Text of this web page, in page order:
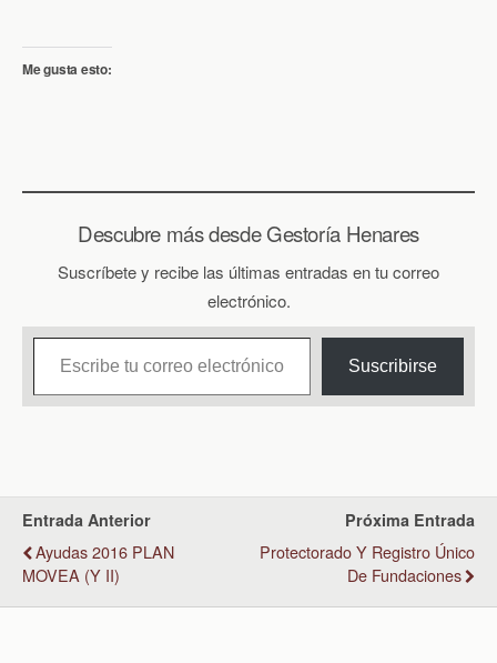
Me gusta esto:
Descubre más desde Gestoría Henares
Suscríbete y recibe las últimas entradas en tu correo
electrónico.
Escribe tu correo electrónico…
Suscribirse
Entrada Anterior
Ayudas 2016 PLAN
MOVEA (y II)
Próxima Entrada
Protectorado Y Registro Único
De Fundaciones